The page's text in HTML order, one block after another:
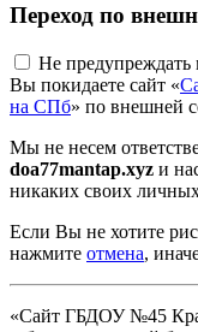
Переход по
Не предупреждать
Вы покидаете сайт «
на СПб» по внешней
Мы не несем
doa77mantap.xyz и
никаких своих
Если Вы не хотите
нажмите отмена,
«Сайт ГБДОУ №45